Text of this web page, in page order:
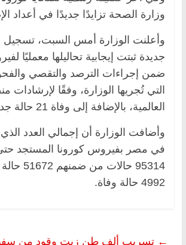
وزارة الصحة تزايدًا جديدًا في أعداد
جديدة ثبتت إيجابية تحاليلها معمليًا
ضمن إجراءات الترصد والتقصي
التي تُجريها الوزارة، وفقًا لإرشادات
العالمية، بالإضافة إلى وفاة 21 حالة جديدة.
وأضافت الوزارة أن إجمالي العدد
في مصر بفيروس كورونا المستجد
95314
4992 حالة وفاة.
← تسريب ألف طن زيت وقود من